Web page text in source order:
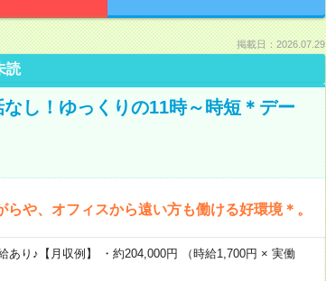
掲載日：2026.07.29
読
し！ゆっくりの11時～時短＊デー
や、オフィスから遠い方も働ける好環境＊。
り♪【月収例】 ・約204,000円 （時給1,700円 × 実働